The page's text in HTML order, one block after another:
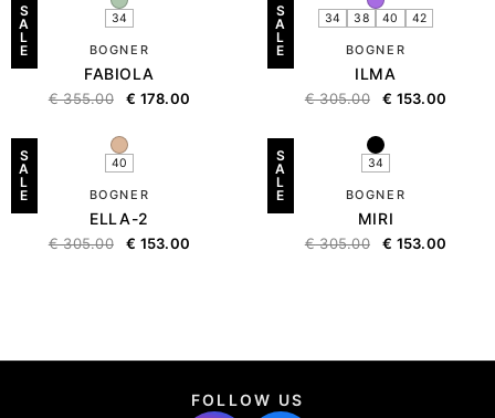
S
A
L
E
34
BOGNER
FABIOLA
€355.00 € 178.00
S
A
L
E
34 38 40 42
BOGNER
ILMA
€305.00 € 153.00
S
A
L
E
40
BOGNER
ELLA-2
€305.00 € 153.00
S
A
L
E
34
BOGNER
MIRI
€305.00 € 153.00
FOLLOW US